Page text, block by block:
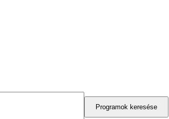
Programok keresése